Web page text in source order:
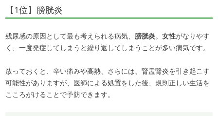
【1位】膀胱炎
残尿感の原因として最も考えられる病気、 膀胱炎。女性がなりやす
く、一度発症してしまうと繰り返してしまうことが多い病気です。
放っておくと、辛い痛みや高熱、さらには、腎盂腎炎を引き起こす
可能性がありますが、医師による処置をした後、規則正しい生活を
こころがけることで予防できます。